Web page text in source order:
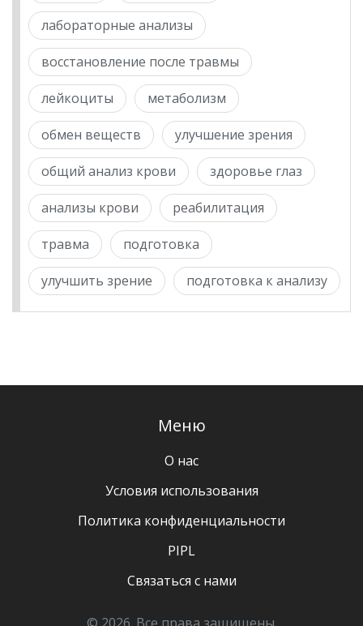
лабораторные анализы
восстановление после травмы
лейкоциты метаболизм
обмен веществ улучшение зрения
общий анализ крови здоровье глаз
анализы крови реабилитация
травма подготовка
улучшить зрение подготовка к анализу
Меню
О нас
Условия использования
Политика конфиденциальности
PIPL
Связаться с нами